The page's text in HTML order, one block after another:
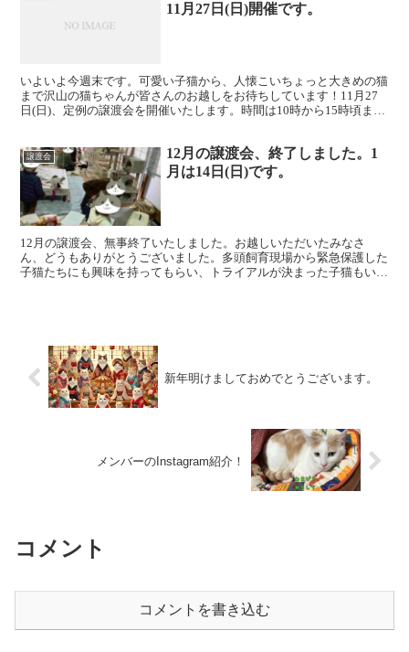
11月27日(日)開催です。
いよいよ今週末です。可愛い子猫から、人懐こいちょっと大きめの猫
まで沢山の猫ちゃんが皆さんのお越しをお待ちしています！11月27
日(日)、定例の譲渡会を開催いたします。時間は10時から15時頃まで
譲渡会
12月の譲渡会、終了しました。1
月は14日(日)です。
12月の譲渡会、無事終了いたしました。お越しいただいたみなさ
ん、どうもありがとうございました。多頭飼育現場から緊急保護した
子猫たちにも興味を持ってもらい、トライアルが決まった子猫もいま
新年明けましておめでとうございます。
メンバーのInstagram紹介！
コメント
コメントを書き込む